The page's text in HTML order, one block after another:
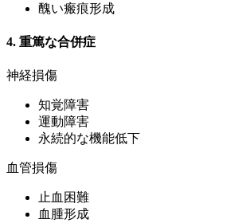
醜い瘢痕形成
4. 重篤な合併症
神経損傷
知覚障害
運動障害
永続的な機能低下
血管損傷
止血困難
血腫形成